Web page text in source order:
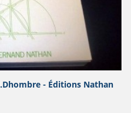
- Éditions Nathan